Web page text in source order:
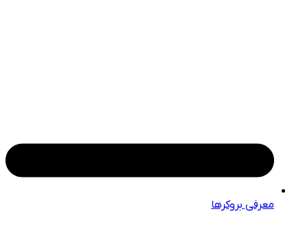
معرفی بروکرها